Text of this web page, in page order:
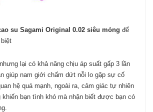
su Sagami Original 0.02 siêu mỏng để
nhưng lại có khả năng chịu áp suất gấp 3 lần
giúp nam giới chấm dứt nỗi lo gặp sự cố
hệ quá mạnh, ngoài ra, cảm giác tự nhiên
khiến bạn tình khó mà nhận biết được bạn có